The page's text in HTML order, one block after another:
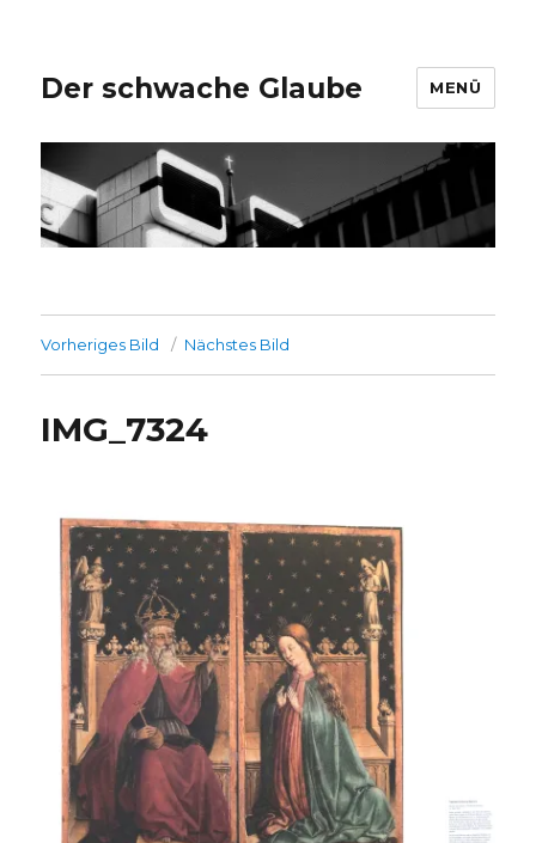
Der schwache Glaube MENÜ
Vorheriges Bild Nächstes Bild
IMG_7324